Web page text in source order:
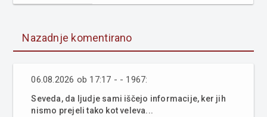
Nazadnje komentirano
06.08.2026 ob 17:17 - - 1967:
Seveda, da ljudje sami iščejo informacije, ker jih
nismo prejeli tako kot veleva...